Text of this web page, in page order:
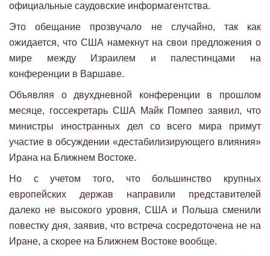
официальные саудовские информагентства.
Это обещание прозвучало не случайно, так как
ожидается, что США намекнут на свои предложения о
мире между Израилем и палестинцами на
конференции в Варшаве.
Объявляя о двухдневной конференции в прошлом
месяце, госсекретарь США Майк Помпео заявил, что
министры иностранных дел со всего мира примут
участие в обсуждении «дестабилизирующего влияния»
Ирана на Ближнем Востоке.
Но с учетом того, что большинство крупных
европейских держав направили представителей
далеко не высокого уровня, США и Польша сменили
повестку дня, заявив, что встреча сосредоточена не на
Иране, а скорее на Ближнем Востоке вообще.